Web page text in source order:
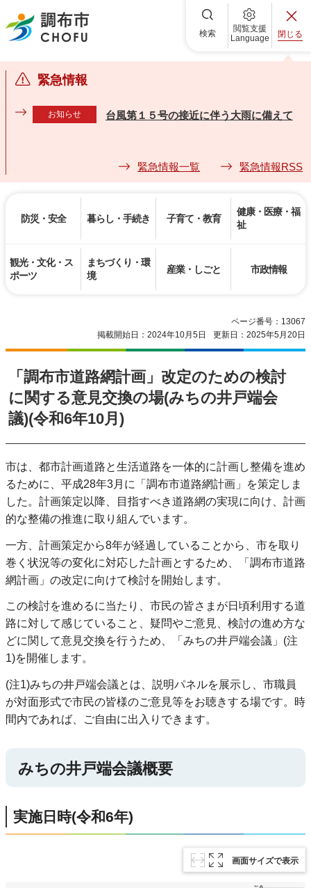
調布市 検索
閲覧支援
Language
閉じる
緊急情報
お知らせ 台風第１５号の接近に伴う大雨に備えて
緊急情報一覧 緊急情報RSS
防災・安全 暮らし・手続き 子育て・教育
健康・医療・福
祉
観光・文化・ス
ポーツ
まちづくり・環
境
産業・しごと 市政情報
ページ番号：13067
掲載開始日：2024年10月5日
更新日：2025年5月20日
「調布市道路網計画」改定のための検討
に関する意見交換の場(みちの井戸端会
議)(令和6年10月)
市は、都市計画道路と生活道路を一体的に計画し整備を進め
るために、平成28年3月に「調布市道路網計画」を策定しま
した。計画策定以降、目指すべき道路網の実現に向け、計画
的な整備の推進に取り組んでいます。
一方、計画策定から8年が経過していることから、市を取り
巻く状況等の変化に対応した計画とするため、「調布市道路
網計画」の改定に向けて検討を開始します。
この検討を進めるに当たり、市民の皆さまが日頃利用する道
路に対して感じていること、疑問やご意見、検討の進め方な
どに関して意見交換を行うため、「みちの井戸端会議」(注
1)を開催します。
(注1)みちの井戸端会議とは、説明パネルを展示し、市職員
が対面形式で市民の皆様のご意見等をお聴きする場です。時
間内であれば、ご自由に出入りできます。
みちの井戸端会議概要
実施日時(令和6年)
画面サイズで表示